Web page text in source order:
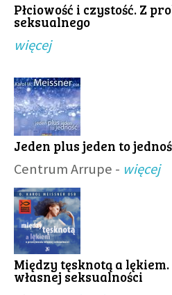
Płciowość i czystość. Z
seksualnego
więcej
Jeden plus jeden to
Centrum Arrupe - więcej
Między tęsknotą a
własnej seksualności